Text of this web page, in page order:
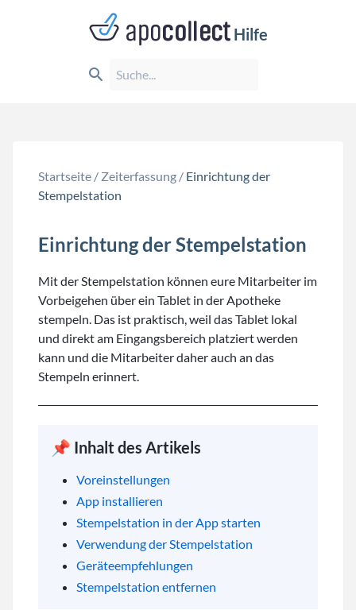
Hilfe
Startseite / Zeiterfassung / Einrichtung der
Stempelstation
Einrichtung der Stempelstation
Mit der Stempelstation können eure Mitarbeiter im
Vorbeigehen über ein Tablet in der Apotheke
stempeln. Das ist praktisch, weil das Tablet lokal
und direkt am Eingangsbereich platziert werden
kann und die Mitarbeiter daher auch an das
Stempeln erinnert.
📌 Inhalt des Artikels
Voreinstellungen
App installieren
Stempelstation in der App starten
Verwendung der Stempelstation
Geräteempfehlungen
Stempelstation entfernen